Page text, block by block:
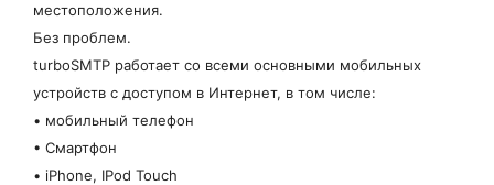
местоположения.
Без проблем.
turboSMTP работает со всеми основными мобильных
устройств с доступом в Интернет, в том числе:
• мобильный телефон
• Смартфон
• iPhone, IPod Touch